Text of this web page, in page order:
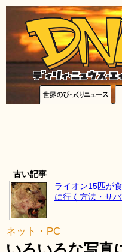
古い記事
ライオン15匹が
に行く方法・サ
ネット・PC